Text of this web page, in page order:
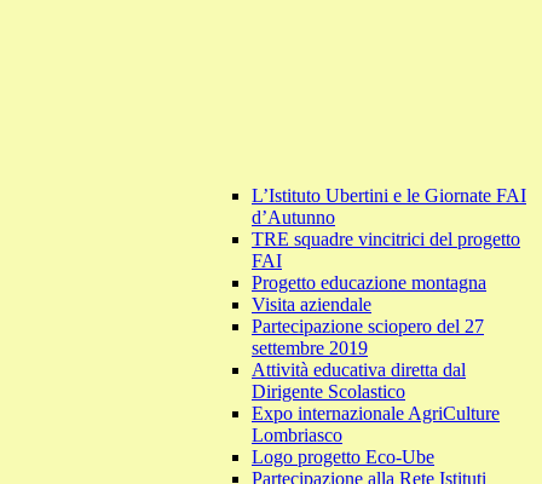
L’Istituto Ubertini e le Giornate FAI
d’Autunno
TRE squadre vincitrici del progetto
FAI
Progetto educazione montagna
Visita aziendale
Partecipazione sciopero del 27
settembre 2019
Attività educativa diretta dal
Dirigente Scolastico
Expo internazionale AgriCulture
Lombriasco
Logo progetto Eco-Ube
Partecipazione alla Rete Istituti